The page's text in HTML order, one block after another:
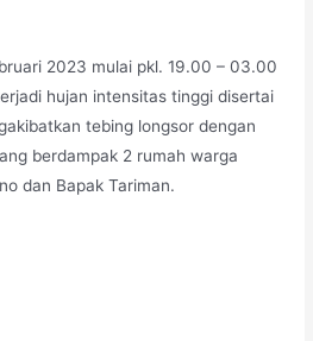
2023 mulai pkl. 19.00 – 03.00
hujan intensitas tinggi disertai
tebing longsor dengan
berdampak 2 rumah warga
dan Bapak Tariman.